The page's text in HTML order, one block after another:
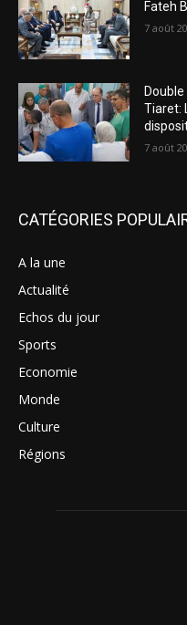
Fateh
7 août
Tiaret:
7 août
CATÉGORIES
A la une
Actualité
Echos du jour
Sports
Economie
Monde
Culture
Régions